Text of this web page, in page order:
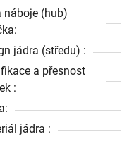
náboje (hub)
jádra (středu) :
a přesnost
:
jádra :